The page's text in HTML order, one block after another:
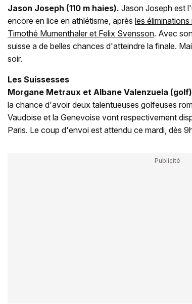
Jason Joseph (110 m haies). Jason Joseph est
encore en lice en athlétisme, après les
Timothé Mumenthaler et Felix Svensson. Avec
suisse a de belles chances d'atteindre la finale.
soir.
Les Suissesses
Morgane Metraux et Albane Valenzuela
la chance d'avoir deux talentueuses golfeuses
Vaudoise et la Genevoise vont respectivement
Paris. Le coup d'envoi est attendu ce mardi, dès